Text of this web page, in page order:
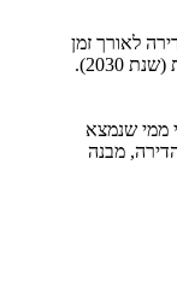
לאורך זמן
2030).
ממי שנמצא
מבנה